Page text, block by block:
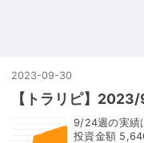
2023-09-30
【トラリピ】
9/24週の実績
投資金額